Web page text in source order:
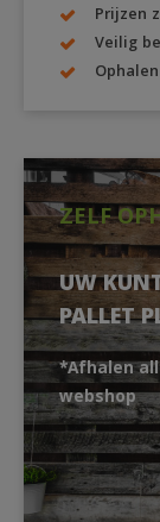
Prijzen
Veilig
ZELF
UW
PALLET
*Afhalen
webshop